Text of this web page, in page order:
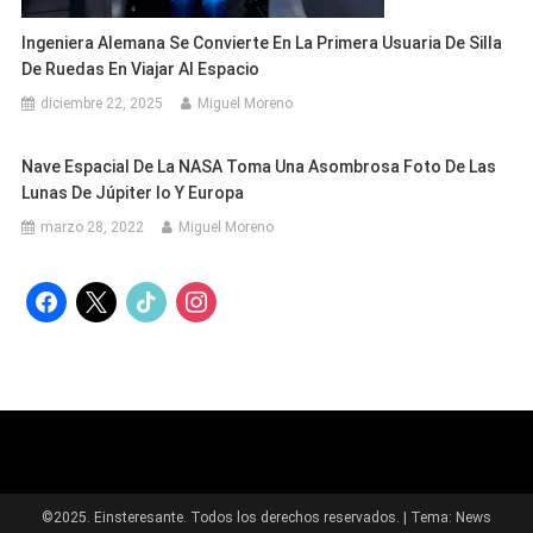
Ingeniera Alemana Se Convierte En La Primera Usuaria De Silla
De Ruedas En Viajar Al Espacio
diciembre 22, 2025 Miguel Moreno
Nave Espacial De La NASA Toma Una Asombrosa Foto De Las
Lunas De Júpiter Io Y Europa
marzo 28, 2022 Miguel Moreno
facebook
x tiktok instagram
©2025. Einsteresante. Todos los derechos reservados. | Tema: News